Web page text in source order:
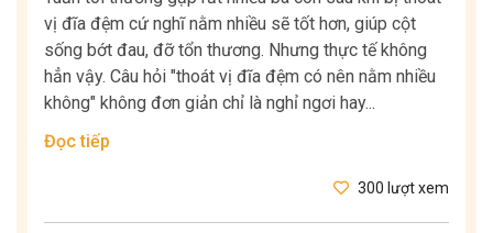
vị đĩa đệm cứ nghĩ nằm nhiều sẽ tốt hơn, giúp cột
sống bớt đau, đỡ tổn thương. Nhưng thực tế không
hẳn vậy. Câu hỏi "thoát vị đĩa đệm có nên nằm nhiều
không" không đơn giản chỉ là nghỉ ngơi hay...
Đọc tiếp
300 lượt xem